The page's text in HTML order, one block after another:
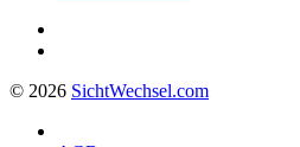
© 2026 SichtWechsel.com